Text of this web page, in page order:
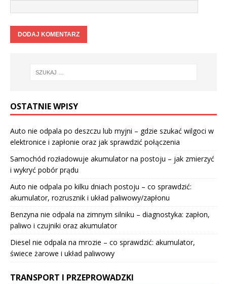
OSTATNIE WPISY
Auto nie odpala po deszczu lub myjni – gdzie szukać wilgoci w
elektronice i zapłonie oraz jak sprawdzić połączenia
Samochód rozładowuje akumulator na postoju – jak zmierzyć
i wykryć pobór prądu
Auto nie odpala po kilku dniach postoju – co sprawdzić:
akumulator, rozrusznik i układ paliwowy/zapłonu
Benzyna nie odpala na zimnym silniku – diagnostyka: zapłon,
paliwo i czujniki oraz akumulator
Diesel nie odpala na mrozie – co sprawdzić: akumulator,
świece żarowe i układ paliwowy
TRANSPORT I PRZEPROWADZKI